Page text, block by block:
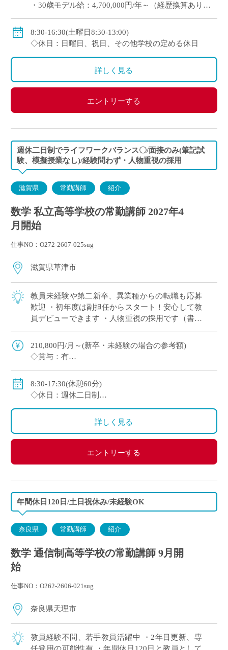
・30歳モデル給：4,700,000円/年～（経歴換算あり）
※上記以外に補習手当、特殊業務手当、通勤手当、入
試手当、クラブ活動手当を支給
◇保険：私学共済、雇用保険、労災保険
8:30-16:30(土曜日8:30-13:00)
◇休日：日曜日、祝日、その他学校の定める休日
詳しく見る
エントリーする
週休二日制でライフワークバランス〇/面接のみ(筆記試
験、模擬授業なし)/経験問わず・人物重視の採用
滋賀県 常勤講師 紹介
数学 私立高等学校の常勤講師 2027年4
月開始
仕事NO：O272-2607-025sug
滋賀県草津市
教員未経験や第二新卒、異業種からの転職も応募
歓迎 ・初年度は副担任からスタート！安心して教
員デビューできます ・人物重視の採用です（書類
曜日＋日曜、祝日休み） ・2～3年後を […]
210,800円/月～(新卒・未経験の場合の参考額)
◇賞与：有
◇保険：私学共済、雇用保険、労災保険
8:30-17:30(休憩60分)
◇休日：週休二日制
日曜日、祝日、その他学校スケジュールによる
詳しく見る
エントリーする
年間休日120日/土日祝休み/未経験OK
奈良県 常勤講師 紹介
数学 通信制高等学校の常勤講師 9月開
始
仕事NO：O262-2606-021sug
奈良県天理市
教員経験不問、若手教員活躍中 ・2年目更新、専